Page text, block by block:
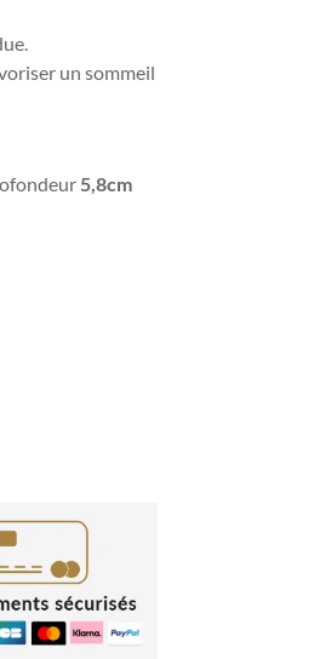
un sommeil
5,8cm